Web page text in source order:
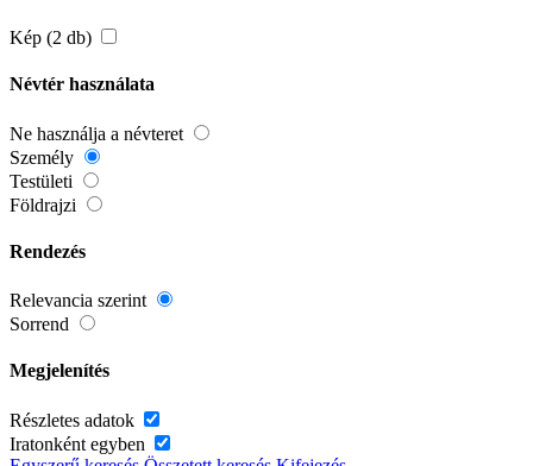
Kép (2 db)
Névtér használata
Ne használja a névteret
Személy
Testületi
Földrajzi
Rendezés
Relevancia szerint
Sorrend
Megjelenítés
Részletes adatok
Iratonként egyben